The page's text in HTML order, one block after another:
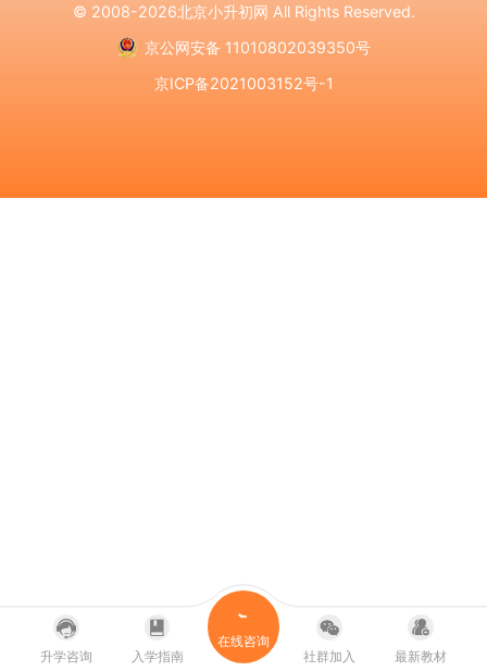
© 2008-2026北京小升初网 All Rights Reserved.
京公网安备 11010802039350号
京ICP备2021003152号-1
升学咨询 入学指南
在线咨询
社群加入
最新教材